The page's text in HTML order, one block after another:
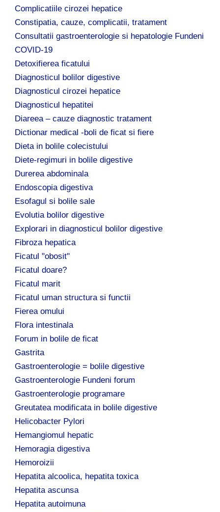
Complicatiile cirozei hepatice
Constipatia, cauze, complicatii, tratament
Consultatii gastroenterologie si hepatologie Fundeni
COVID-19
Detoxifierea ficatului
Diagnosticul bolilor digestive
Diagnosticul cirozei hepatice
Diagnosticul hepatitei
Diareea – cauze diagnostic tratament
Dictionar medical -boli de ficat si fiere
Dieta in bolile colecistului
Diete-regimuri in bolile digestive
Durerea abdominala
Endoscopia digestiva
Esofagul si bolile sale
Evolutia bolilor digestive
Explorari in diagnosticul bolilor digestive
Fibroza hepatica
Ficatul "obosit"
Ficatul doare?
Ficatul marit
Ficatul uman structura si functii
Fierea omului
Flora intestinala
Forum in bolile de ficat
Gastrita
Gastroenterologie = bolile digestive
Gastroenterologie Fundeni forum
Gastroenterologie programare
Greutatea modificata in bolile digestive
Helicobacter Pylori
Hemangiomul hepatic
Hemoragia digestiva
Hemoroizii
Hepatita alcoolica, hepatita toxica
Hepatita ascunsa
Hepatita autoimuna